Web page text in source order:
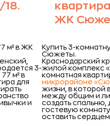
18.
м² в ЖК
3-
м² в
для
и
ЖК
Купить 3-
Сюжеты.
Краснодарский
жилой комплекс
комнатная
микрорайоне
жизни, в которой
между общим и
создать спальню,
гостевую
оставить